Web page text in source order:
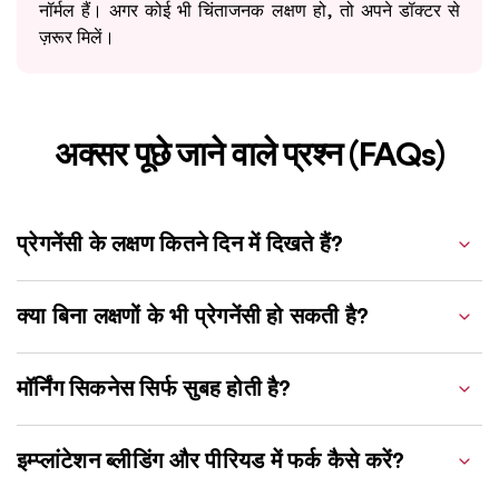
नॉर्मल हैं। अगर कोई भी चिंताजनक लक्षण हो, तो अपने डॉक्टर से
ज़रूर मिलें।
अक्सर पूछे जाने वाले प्रश्न (FAQs)
प्रेगनेंसी के लक्षण कितने दिन में दिखते हैं?
क्या बिना लक्षणों के भी प्रेगनेंसी हो सकती है?
मॉर्निंग सिकनेस सिर्फ सुबह होती है?
इम्प्लांटेशन ब्लीडिंग और पीरियड में फर्क कैसे करें?